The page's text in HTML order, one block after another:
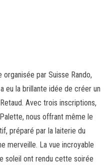
par Suisse Rando,
eu la brillante idée de créer un
Avec trois inscriptions,
nous offrant même le
préparé par la laiterie du
merveille. La vue incroyable
soleil ont rendu cette soirée